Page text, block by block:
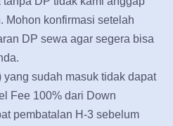
Mohon konfirmasi setelah
DP sewa agar segera bisa
yang sudah masuk tidak dapat
Fee 100% dari Down
pembatalan H-3 sebelum